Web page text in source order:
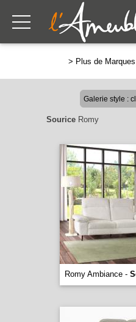
> Plus de Marques
Sourice Romy
Romy Ambiance -